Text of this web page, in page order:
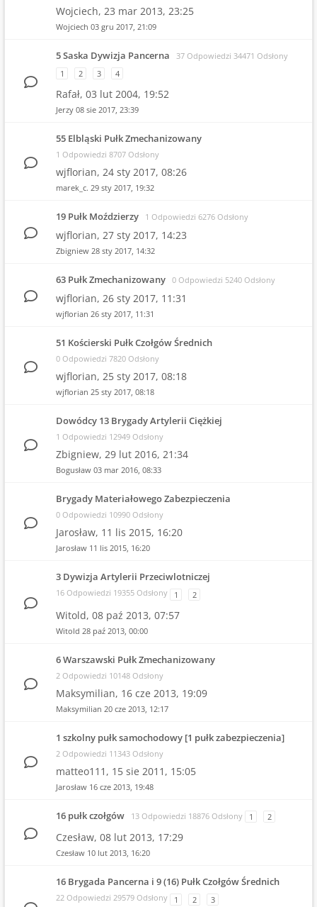
Wojciech, 23 mar 2013, 23:25
Wojciech 03 gru 2017, 21:09
5 Saska Dywizja Pancerna
37 Odpowiedzi 34471 Odsłony
1
2 3 4
Rafał, 03 lut 2004, 19:52
Jerzy 08 sie 2017, 23:39
55 Elbląski Pułk Zmechanizowany
1 Odpowiedzi 8707 Odsłony
wjflorian, 24 sty 2017, 08:26
marek_c. 29 sty 2017, 19:32
19 Pułk Moździerzy 1 Odpowiedzi 6276 Odsłony
wjflorian, 27 sty 2017, 14:23
Zbigniew 28 sty 2017, 14:32
63 Pułk Zmechanizowany 0 Odpowiedzi 5240 Odsłony
wjflorian, 26 sty 2017, 11:31
wjflorian 26 sty 2017, 11:31
51 Kościerski Pułk Czołgów Średnich
0 Odpowiedzi 7820 Odsłony
wjflorian, 25 sty 2017, 08:18
wjflorian 25 sty 2017, 08:18
Dowódcy 13 Brygady Artylerii Ciężkiej
1 Odpowiedzi 12949 Odsłony
Zbigniew, 29 lut 2016, 21:34
Bogusław 03 mar 2016, 08:33
Brygady Materiałowego Zabezpieczenia
0 Odpowiedzi 10990 Odsłony
Jarosław, 11 lis 2015, 16:20
Jarosław 11 lis 2015, 16:20
3 Dywizja Artylerii Przeciwlotniczej
16 Odpowiedzi 19355 Odsłony 1 2
Witold, 08 paź 2013, 07:57
Witold 28 paź 2013, 00:00
6 Warszawski Pułk Zmechanizowany
2 Odpowiedzi 10148 Odsłony
Maksymilian, 16 cze 2013, 19:09
Maksymilian 20 cze 2013, 12:17
1 szkolny pułk samochodowy [1 pułk zabezpieczenia]
2 Odpowiedzi 11343 Odsłony
matteo111, 15 sie 2011, 15:05
Jarosław 16 cze 2013, 19:48
16 pułk czołgów 13 Odpowiedzi 18876 Odsłony 1 2
Czesław, 08 lut 2013, 17:29
Czesław 10 lut 2013, 16:20
16 Brygada Pancerna i 9 (16) Pułk Czołgów Średnich
22 Odpowiedzi 29579 Odsłony 1 2 3